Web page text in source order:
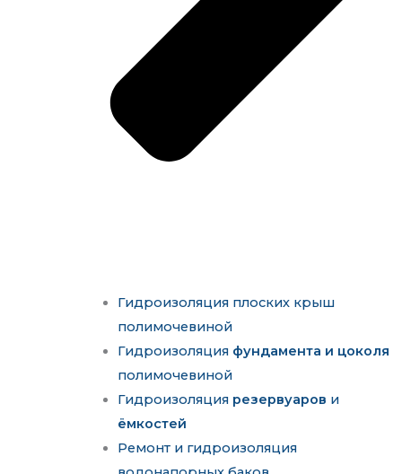
Гидроизоляция плоских крыш
полимочевиной
Гидроизоляция фундамента и цоколя
полимочевиной
Гидроизоляция резервуаров и
ёмкостей
Ремонт и гидроизоляция